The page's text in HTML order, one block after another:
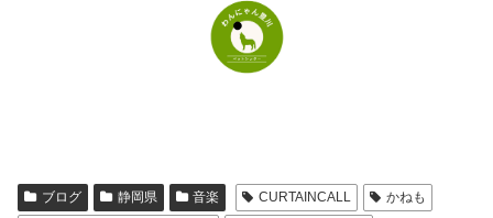
ブログ 静岡県 音楽 CURTAINCALL
かねも